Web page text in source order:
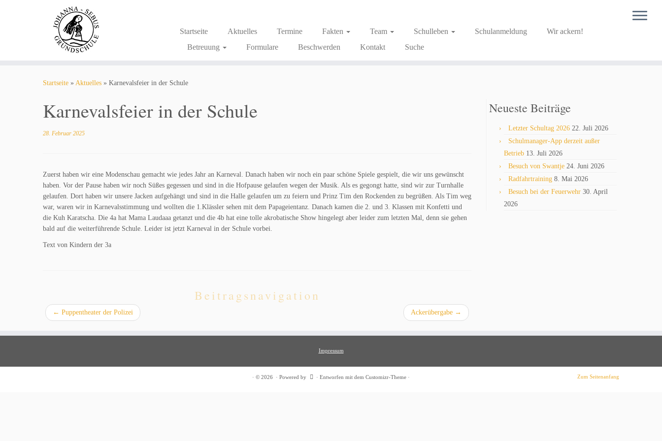
Startseite Aktuelles Termine Fakten Team Schulleben Schulanmeldung
Wir ackern!
Betreuung
Formulare Beschwerden Kontakt Suche
Startseite » Aktuelles » Karnevalsfeier in der Schule
Karnevalsfeier in der Schule
28. Februar 2025
Zuerst haben wir eine Modenschau gemacht wie jedes Jahr an Karneval. Danach haben wir noch ein paar schöne Spiele gespielt, die wir uns gewünscht
haben. Vor der Pause haben wir noch Süßes gegessen und sind in die Hofpause gelaufen wegen der Musik. Als es gegongt hatte, sind wir zur Turnhalle
gelaufen. Dort haben wir unsere Jacken aufgehängt und sind in die Halle gelaufen um zu feiern und Prinz Tim den Rockenden zu begrüßen. Als Tim weg
war, waren wir in Karnevalsstimmung und wollten die 1.Klässler sehen mit dem Papageientanz. Danach kamen die 2. und 3. Klassen mit Konfetti und
die Kuh Karatscha. Die 4a hat Mama Laudaaa getanzt und die 4b hat eine tolle akrobatische Show hingelegt aber leider zum letzten Mal, denn sie gehen
bald auf die weiterführende Schule. Leider ist jetzt Karneval in der Schule vorbei.
Text von Kindern der 3a
Beitragsnavigation
← Puppentheater der Polizei Ackerübergabe →
Neueste Beiträge
Letzter Schultag 2026 22. Juli 2026
Schulmanager-App derzeit außer
Betrieb 13. Juli 2026
Besuch von Swantje 24. Juni 2026
Radfahrtraining 8. Mai 2026
Besuch bei der Feuerwehr 30. April
2026
Impressum
· © 2026 · Powered by · Entworfen mit dem Customizr-Theme · Zum Seitenanfang